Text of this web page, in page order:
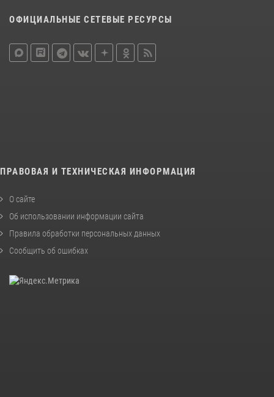
ОФИЦИАЛЬНЫЕ СЕТЕВЫЕ РЕСУРСЫ
ПРАВОВАЯ И ТЕХНИЧЕСКАЯ ИНФОРМАЦИЯ
О сайте
Об использовании информации сайта
Правила обработки персональных данных
Сообщить об ошибках